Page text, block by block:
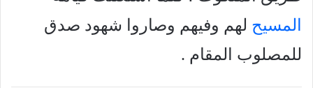
المسيح لهم وفيهم وصاروا شهود صدق
للمصلوب المقام .